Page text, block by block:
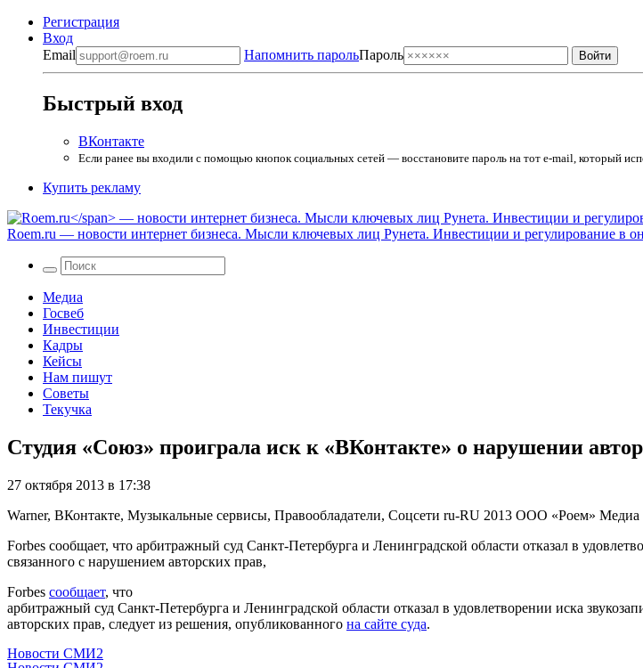
Регистрация
Вход
Email
Напомнить парольПароль
Быстрый вход
ВКонтакте
Если ранее вы входили с помощью кнопок социальных сетей — восстановите пароль на тот e-mail, который
Купить рекламу
Roem.ru — новости интернет бизнеса. Мысли ключевых лиц Рунета. Инвестиции и регулирование в
Медиа
Госвеб
Инвестиции
Кадры
Кейсы
Нам пишут
Советы
Текучка
Cтудия «Союз» проиграла иск к «ВКонтакте» о нарушении
27 октября 2013 в 17:38
Warner, ВКонтакте, Музыкальные сервисы, Правообладатели, Соцсети ru-RU 2013 ООО «Роем» Медиа
Forbes сообщает, что арбитражный суд Санкт-Петербурга и Ленинградской области отказал в
связанного с нарушением авторских прав,
Forbes сообщает, что
арбитражный суд Санкт-Петербурга и Ленинградской области отказал в удовлетворении иска
авторских прав, следует из решения, опубликованного на сайте суда.
Новости СМИ2